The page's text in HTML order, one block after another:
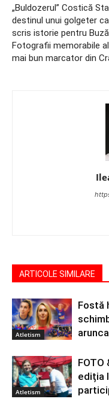
„Buldozerul” Costică
destinul unui golgeter
scris istorie pentru
Fotografii memorabile
mai bun marcator din
ARTICOLE SIMILARE
Atletism
Fostă
Atletism
FOTO
ediția